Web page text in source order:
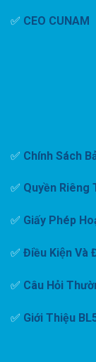
✅ CEO CUNAM
✅ Chính Sách
✅ Quyền Riêng
✅ Giấy Phép
✅ Điều Kiện Và
✅ Câu Hỏi
✅ Giới Thiệu